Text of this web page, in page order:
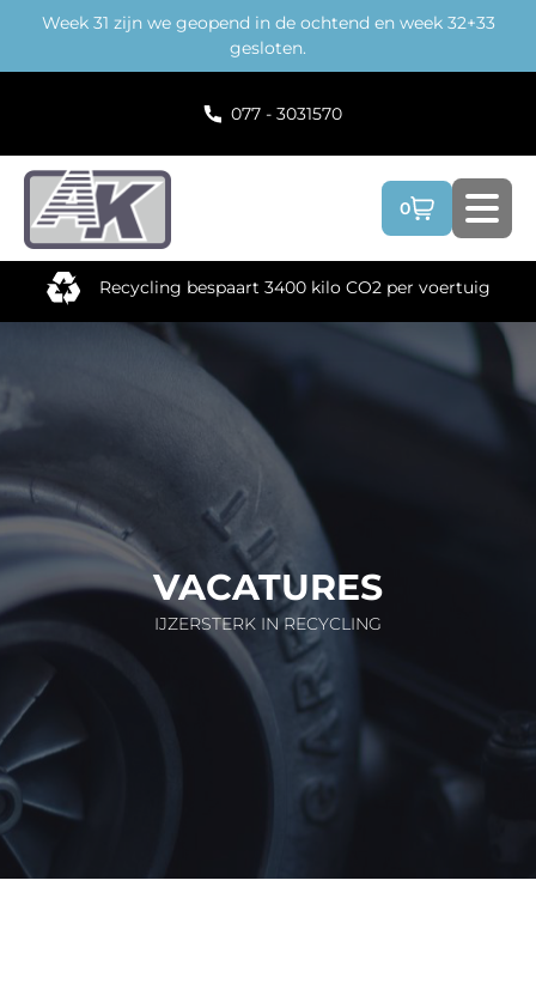
Week 31 zijn we geopend in de ochtend en week 32+33
gesloten.
077 - 3031570
0
Terug
Recycling bespaart 3400 kilo CO2 per voertuig
VACATURES
IJZERSTERK IN RECYCLING